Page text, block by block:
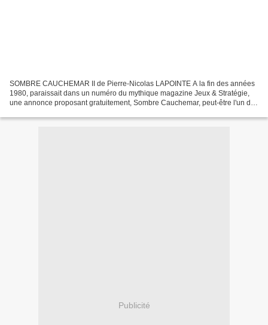
SOMBRE CAUCHEMAR II de Pierre-Nicolas LAPOINTE A la fin des années
1980, paraissait dans un numéro du mythique magazine Jeux & Stratégie,
une annonce proposant gratuitement, Sombre Cauchemar, peut-être l'un des
Publicité